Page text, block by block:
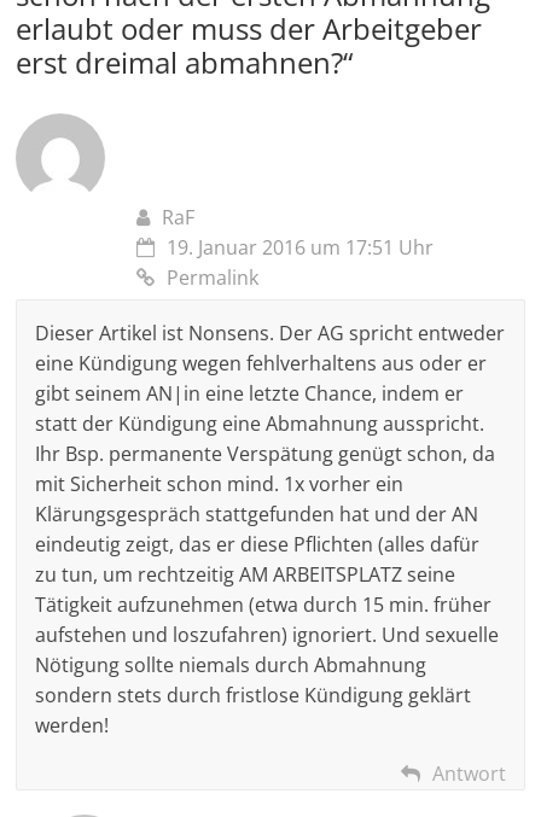
erlaubt oder muss der Arbeitgeber
erst dreimal abmahnen?“
RaF
19. Januar 2016 um 17:51 Uhr
Permalink
Dieser Artikel ist Nonsens. Der AG spricht entweder
eine Kündigung wegen fehlverhaltens aus oder er
gibt seinem AN|in eine letzte Chance, indem er
statt der Kündigung eine Abmahnung ausspricht.
Ihr Bsp. permanente Verspätung genügt schon, da
mit Sicherheit schon mind. 1x vorher ein
Klärungsgespräch stattgefunden hat und der AN
eindeutig zeigt, das er diese Pflichten (alles dafür
zu tun, um rechtzeitig AM ARBEITSPLATZ seine
Tätigkeit aufzunehmen (etwa durch 15 min. früher
aufstehen und loszufahren) ignoriert. Und sexuelle
Nötigung sollte niemals durch Abmahnung
sondern stets durch fristlose Kündigung geklärt
werden!
Antwort